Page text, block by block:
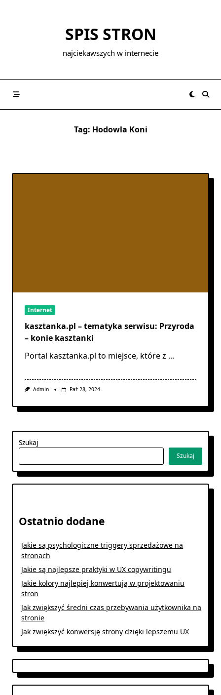
SPIS STRON
najciekawszych w internecie
Tag: Hodowla Koni
Internet
kasztanka.pl – tematyka serwisu: Przyroda
– konie kasztanki
Portal kasztanka.pl to miejsce, które z ...
Admin Paź 28, 2024
Szukaj
Szukaj
Ostatnio dodane
Jakie są psychologiczne triggery sprzedażowe na
stronach
Jakie są najlepsze praktyki w UX copywritingu
Jakie kolory najlepiej konwertują w projektowaniu
stron
Jak zwiększyć średni czas przebywania użytkownika na
stronie
Jak zwiększyć konwersję strony dzięki lepszemu UX